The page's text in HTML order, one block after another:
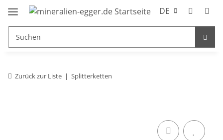
DE
Zurück zur Liste Splitterketten